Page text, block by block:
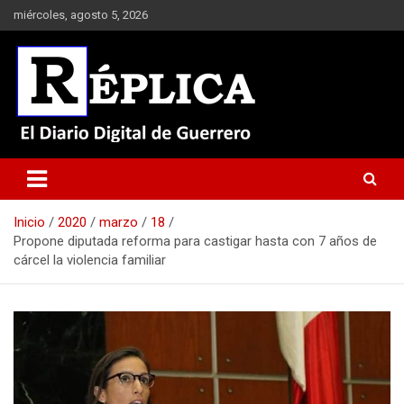
Saltar
al
contenido
miércoles, agosto 5, 2026
Réplica
Inicio 2020 marzo
18
Propone diputada reforma para castigar hasta con 7 años de
cárcel la violencia familiar